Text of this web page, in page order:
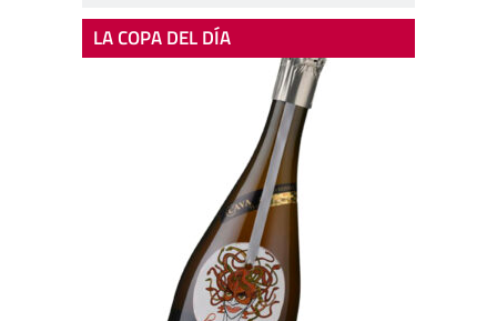
LA COPA DEL DÍA